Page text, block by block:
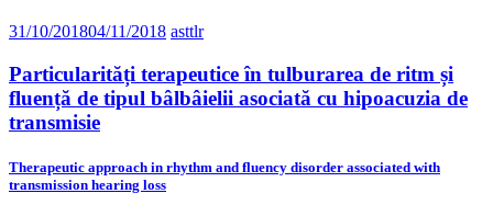
31/10/201804/11/2018 asttlr
Particularități terapeutice în tulburarea de ritm și
fluență de tipul bâlbâielii asociată cu hipoacuzia de
transmisie
Therapeutic approach in rhythm and fluency disorder associated with
transmission hearing loss